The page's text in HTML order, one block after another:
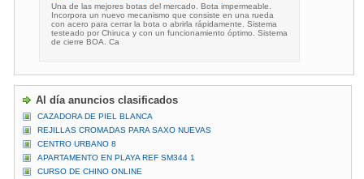
Una de las mejores botas del mercado. Bota impermeable.
Incorpora un nuevo mecanismo que consiste en una rueda
con acero para cerrar la bota o abrirla rápidamente. Sistema
testeado por Chiruca y con un funcionamiento óptimo. Sistema
de cierre BOA. Ca
Al día anuncios clasificados
CAZADORA DE PIEL BLANCA
REJILLAS CROMADAS PARA SAXO NUEVAS
CENTRO URBANO 8
APARTAMENTO EN PLAYA REF SM344 1
CURSO DE CHINO ONLINE